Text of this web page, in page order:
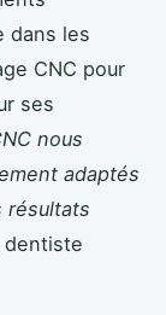
dans les
CNC pour
ses
nous
adaptés
résultats
dentiste